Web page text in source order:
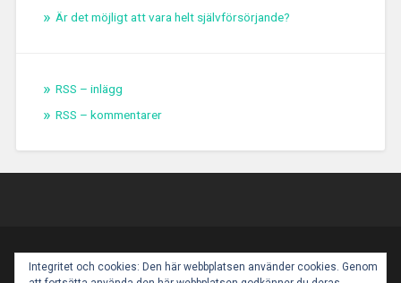
Är det möjligt att vara helt självförsörjande?
RSS – inlägg
RSS – kommentarer
PROUDLY POWERED BY WORDPRESS |THEME:
BASKERVILLE 2 BYANDERS NOREN.
Integritet och cookies: Den här webbplatsen använder cookies. Genom